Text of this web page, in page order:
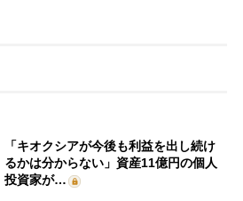
「キオクシアが今後も利益を出し続け
るかは分からない」資産11億円の個人
投資家が…